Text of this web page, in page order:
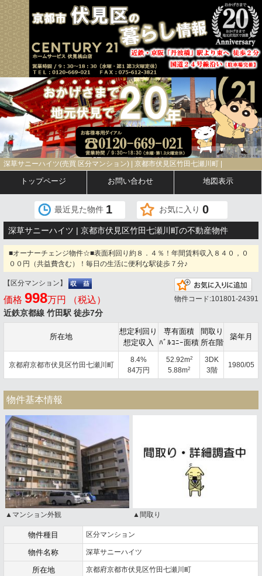
深草サニーハイツ(売買 区分マンション) | 京都市伏見区竹田七瀬川町 |
トップページ お問い合わせ 地図表示
最近見た物件 1 お気に入り 0
深草サニーハイツ | 京都市伏見区竹田七瀬川町の不動産物件
■オーナーチェンジ物件☆■表面利回り約８．４％！年間賃料収入８４０，０
００円（共益費含む）！毎日の生活に便利な駅徒歩７分♪
【区分マンション】
価格 998万円 （税込）
近鉄京都線 竹田駅 徒歩7分
物件コード:101801-24391
所在地
想定利回り
想定収入
専有面積
ﾊﾞﾙｺﾆｰ面積
間取り
所在階
築年月
京都府京都市伏見区竹田七瀬川町
8.4%
84万円
52.92m2
5.88m2
3DK
3階
1980/05
物件基本情報
▲マンション外観 ▲間取り
物件種目 区分マンション
物件名称 深草サニーハイツ
所在地 京都府京都市伏見区竹田七瀬川町